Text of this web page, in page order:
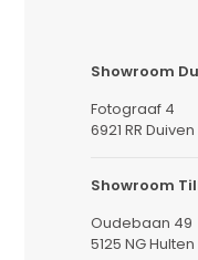
Showroom
Fotograaf 4
6921 RR Duiven
Showroom
Oudebaan 49
5125 NG Hulten